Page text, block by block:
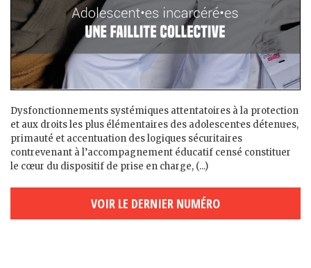
Dysfonctionnements systémiques attentatoires à la protection
et aux droits les plus élémentaires des adolescent·es détenu·es,
primauté et accentuation des logiques sécuritaires
contrevenant à l’accompagnement éducatif censé constituer
le cœur du dispositif de prise en charge, (...)
VOIR LE DERNIER NUMÉRO